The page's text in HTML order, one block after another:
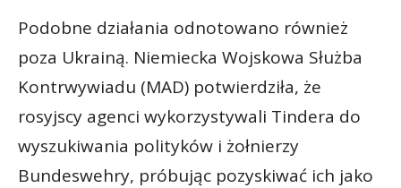
Podobne działania odnotowano również
poza Ukrainą. Niemiecka Wojskowa Służba
Kontrwywiadu (MAD) potwierdziła, że
rosyjscy agenci wykorzystywali Tindera do
wyszukiwania polityków i żołnierzy
Bundeswehry, próbując pozyskiwać ich jako